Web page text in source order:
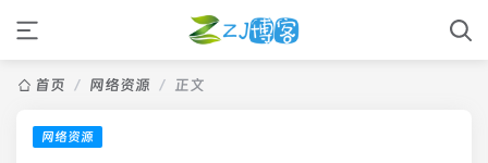
首页 / 网络资源 / 正文
网络资源